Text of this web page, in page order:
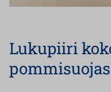
Lukupiiri